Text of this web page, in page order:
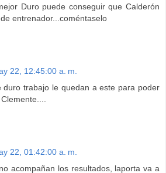
Duro puede conseguir que Calderón
entrenador...coméntaselo
22, 12:45:00 a. m.
duro trabajo le quedan a este para poder
22, 01:42:00 a. m.
acompañan los resultados, laporta va a